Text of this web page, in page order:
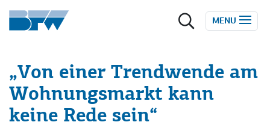
Zum Inhalt springen
MENU
„Von einer Trendwende am
Wohnungsmarkt kann
keine Rede sein“